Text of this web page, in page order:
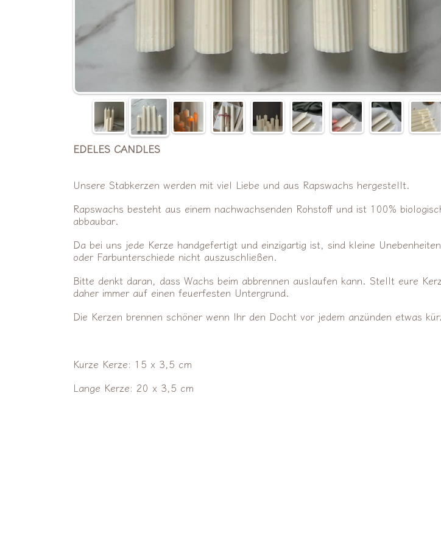
EDELES CANDLES
Unsere Stabkerzen werden mit viel Liebe und aus Rapswachs hergestellt.
Rapswachs besteht aus einem nachwachsenden Rohstoff und ist 100%
abbaubar.
Da bei uns jede Kerze handgefertigt und einzigartig ist, sind kleine Unebenheiten
oder Farbunterschiede nicht auszuschließen.
Bitte denkt daran, dass Wachs beim abbrennen auslaufen kann. Stellt eure
daher immer auf einen feuerfesten Untergrund.
Die Kerzen brennen schöner wenn Ihr den Docht vor jedem anzünden etwas
Kurze Kerze: 15 x 3,5 cm
Lange Kerze: 20 x 3,5 cm